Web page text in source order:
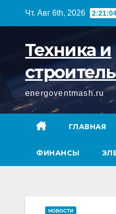
Чт. Авг 6th, 2026
Техника и
energoventmash.ru
ГЛАВНАЯ
ФИНАНСЫ
НОВОСТИ